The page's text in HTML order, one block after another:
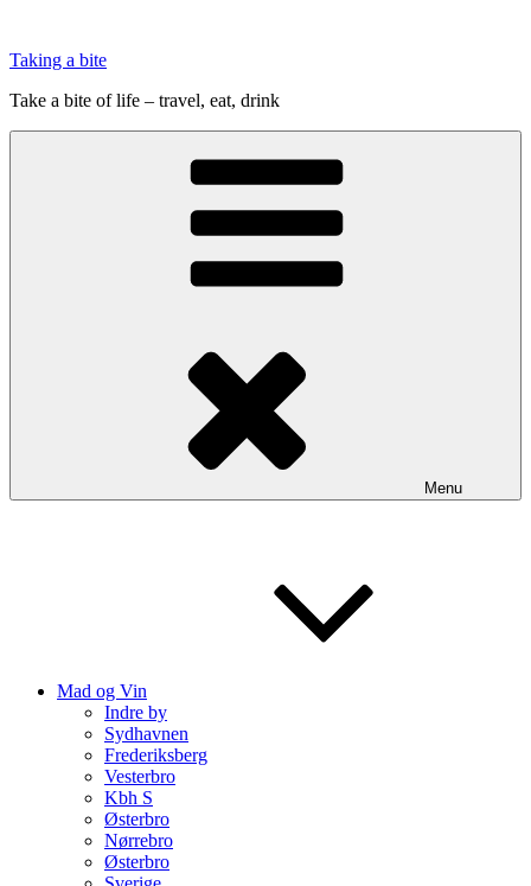
indhold
Taking a bite
Take a bite of life – travel, eat, drink
Menu
Mad og Vin
Indre by
Sydhavnen
Frederiksberg
Vesterbro
Kbh S
Østerbro
Nørrebro
Østerbro